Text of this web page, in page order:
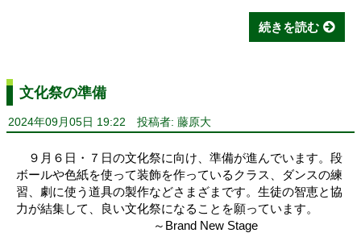
続きを読む
文化祭の準備
2024年09月05日 19:22 投稿者: 藤原大
９月６日・７日の文化祭に向け、準備が進んでいます。段
ボールや色紙を使って装飾を作っているクラス、ダンスの練
習、劇に使う道具の製作などさまざまです。生徒の智恵と協
力が結集して、良い文化祭になることを願っています。
～Brand New Stage